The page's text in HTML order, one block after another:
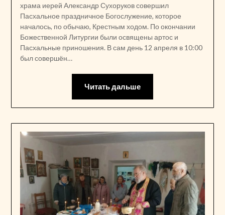
храма иерей Александр Сухоруков совершил
Пасхальное праздничное Богослужение, которое
началось, по обычаю, Крестным ходом. По окончании
Божественной Литургии были освящены артос и
Пасхальные приношения. В сам день 12 апреля в 10:00
был совершён…
Читать дальше